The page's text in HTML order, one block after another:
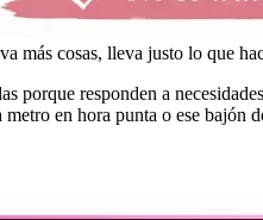
más cosas, lleva justo lo que
porque responden a
en hora punta o ese